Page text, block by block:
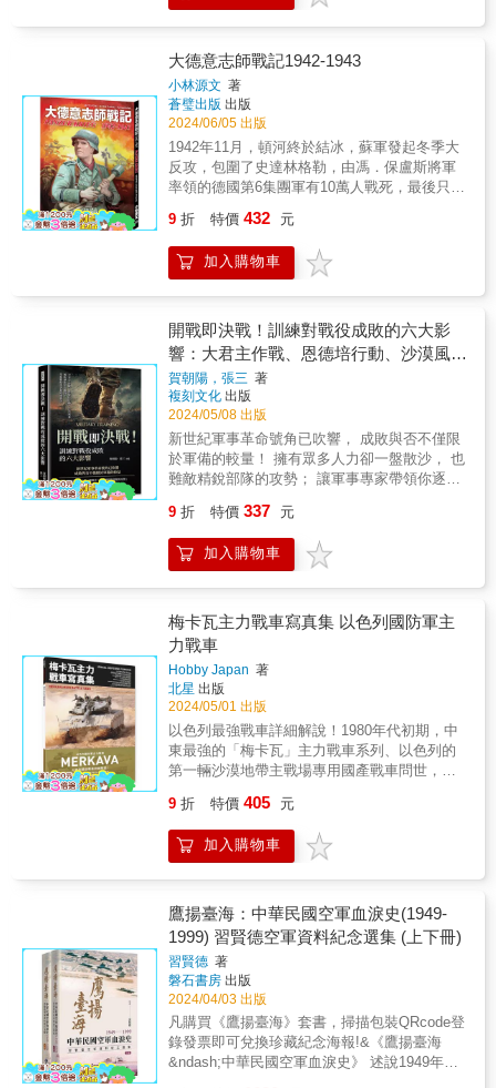
安羌戰役～還原中國遠征軍的光輝歷史》一文
中也特別指出：「……當時中國遠征軍新38師
曼德勒（又稱瓦城）的指揮官，他自行前來仁
安羌的任務屬於督導性質，不是指揮，因為他
的身分職責仍是曼德勒衛戍司令。中國遠征軍
派往仁安羌的只有第113團一個團，是羅卓英司
令長官接受盟軍之請求，交由英緬軍史林姆將
軍領導為英軍解圍部隊。當年劉放吾團長在戰
地是直接聽命於史林姆將軍前往仁安羌地區替
程，他由曼德勒經漂貝趕到仁安羌前線時，已
是18日晨8時，自然不可能指揮正在激戰中的第
113團，但在史林姆將軍同意下，曾參加相關作
戰會議，提供意見。近年解密的檔案資料、往
作戰是由團長劉放吾直接指揮。然而，戰後由
新38師司令部編撰的仁安羌戰鬥詳報，卻聚焦
於師長孫立人如何指揮，未見團長作為，影響
至鉅……在仁安羌大捷中，113團劉放吾團長出
力最多、犧牲最大（200多位官兵殉國）。他對
內有孫立人將軍與部屬的爭功，對外有英軍官
說謊諉過，受盡委屈數十年，歷史早就應該還
他公道了！」（註三）然這一切的是非曲折都
必須從第一次中國遠征軍入緬作戰開始談起。
讀過的所有書名有「當代」二字（或英文
modern）的都落伍了，除了本書──從第一版於
一九四三年出版，到這次第三版，它持續增修
內容，堪稱與時俱進而無負於「當代」。對於
正處於美中兩強爭鋒浪尖位置的台灣，本書更
可以用來對照檢視──我們當前的國家戰略對不
對、好不好。對戰略有興趣的讀者，本書肯定
有助於時事戰略分析；對歷史有興趣的讀者，
可以加入國際現勢關鍵人物的性格來研判。──
公孫策／歷史評論家《當代戰略全書》，收錄
各家學者對古今戰略思想、重要決策的詮釋，
對於初窺戰略一道者有極佳幫助。你不見得能
認同詮釋者的意見，但透過專家的解讀，對已
有一定程度者更能有所啟發。──王立／「王立
以往；所以，我們有必要對影響國際關係的
「戰略」增加更多了解。對於無暇進入學術環
境研讀，但又不想被片面、局部的知識所誤導
的聰明人來說，本書是無與倫比的選擇。──張
國城／台北醫學大學通識教育中心教授、副主
任藉由閱讀高品質的經典史籍，能夠幫助我們
俯視不同時空背景下，不同戰略理論的興起背
景、互動，以及不同國家所制定的戰略方針，
推薦《當代戰略全書》給對戰略思維有興趣的
讀者。──張榮豐、賴彥霖／台灣戰略模擬學會
的魔力，除了對歷史上戰略思想回顧與綜整，
筆觸紙間更訴說著當代戰略問題的思考和探
討。比較戰爭史中的不同戰略思想與國際情勢
技術進步的今日依然適用。──蘇紫雲／國防安
全研究院國防戰略與資源研究所所長▌國際讚譽
2023年最佳讀物──國際議題評論媒體Project
Syndicate（布蘭茲）聚集了四十五位這樣的專
家。這些專家都是各自領域的智者，每個人都
嘗試像歷史學家那樣，如同貓頭鷹旋轉著脖子
──掃視著過去和現在，也展望未來……戰略學
術研究已經國際化，而布蘭茲先生的視野超越
多米尼克．格林（Dominic Green），《華爾街
日報》（Wall Street Journal）《當代戰略全
書》長期以來一直是理解軍事戰略與政治結果
之間的關係的寶貴資源。最新版結合了過去的
數十年內都將是重要的讀物。──康多莉扎．萊
斯（Condoleezza Rice），胡佛研究所
（Hoover Institution）所長、美國前國務卿這
是雄心勃勃且範圍廣泛的卓越努力。新版書廣
泛構思、權威且精心編輯，保留並重新獲得了
原先經典版本的相關性和力量。──保羅．甘迺
迪（Paul Kennedy），《海上勝利》（Victory
at Sea）和《霸權興衰史》（The Rise and Fall
of the Great Powers）的作者這部出色的合集
她正在撰寫《掌握指揮權：美國的戰爭史，
1941年至1945年）（Taking Command: The
United States at War, 1941-1945）。安德魯．
艾哈特（Andrew Ehrhardt）在約翰霍普金斯大
學的高等國際研究學院擔任亨利．季辛吉全球
事務中心的博士後研究員。約翰．比尤（John
Bew）在倫敦國王學院的戰爭研究系擔任歷史
英國首相的外交政策顧問。他寫過五本書，也
Chair），並榮獲歐威爾獎（Orwell Prize）和菲
利普．利弗胡姆獎（Philip Leverhulme
Award）。布倫丹．西姆斯（Brendan
Simms）在劍橋大學擔任歐洲國際關係史的教
授，同時也是地緣政治學論壇（Forum on
Geopolitics）的負責人。他的著作包括《歐
洲：從1453年至今的霸權之爭）（Europe, the
Struggle for Supremacy, 1453 to the Present
Day）、《英國的歐洲：千年來的衝突與合作）
（Britain's Europe: A Thousand Years of
Conflict and Cooperation）、《希特勒：唯獨
世界足矣）（Hitler: Only the World was
Enough）。莎拉．潘恩（S.C.M. Paine）在美
國海軍戰爭學院的戰略與政策學系擔任歷史與
大戰略課程的威廉．西姆斯大學教授（William
S. Sims University Professor），著有《亞洲
Empire），並與布魯斯．埃爾曼（Bruce A.
Elleman）合著《現代中國：1644年至今的延續
與變革》（Modern China: Continuity and
Change 1644 to the Present）。她也與其他人
共同編輯了五本關於海軍行動的書籍。▌當代戰
略全書系列：【第一冊】《戰略的原點》【第
二冊】《大國競爭時代的戰略》【第三冊】
《全球戰爭時代的戰略》【第四冊】《兩極霸
權時代的戰略》【第五冊】《後冷戰時代的戰
略》▌磅礡推薦──公孫策／歷史評論家王 立
大學通識教育中心教授、副主任張榮豐、賴彥
霖／台灣戰略模擬學會理事長、執行長黃欽勇
／DIGITIMES董事長蘇紫雲／國防安全研究院
序）讀過的所有書名有「當代」二字（或英文
modern）的都落伍了，除了本書──從第一版於
一九四三年出版，到這次第三版，它持續增修
內容，堪稱與時俱進而無負於「當代」。對於
正處於美中兩強爭鋒浪尖位置的台灣，本書更
可以用來對照檢視──我們當前的國家戰略對不
對、好不好。對戰略有興趣的讀者，本書肯定
有助於時事戰略分析；對歷史有興趣的讀者，
的政策規劃幕僚，著有《國家建設者：約翰．
Builder: John Quincy Adams and the Grand
Schake）帶領美國企業研究院的外交和國防政
策研究團隊，著有《安全通行：從英國霸權到
美國霸權的過渡時期》（Safe Passage: The
Transition from British to American
Hegemony）。曾經在國家安全委員會、美國國
務院和國防部工作。韋恩‧謝（Wayne Wei-
siang Hsieh）是美國海軍學院的歷史系副教
與和平中的老兵》（West Pointers and the
Civil War: The Old Army in War and
Peace），合著有《殘酷的戰爭：南北戰爭的
of the Civil War）。S‧C‧M‧潘恩（S.C.M.
Paine）在美國海軍戰爭學院的戰略與政策學系
擔任歷史與大戰略課程的威廉．西姆斯大學教
授（William S. Sims University Professor），
著有《亞洲戰爭：一九一一至一九四九年》
（Wars for Asia, 1911–1949）和《大日本帝
國》（Japanese Empire），並與布魯斯．埃爾
曼（Bruce A. Elleman）合著《現代中國：一
Continuity and Change 1644 to the
海軍行動的書籍。普莉亞‧莎蒂婭（Priya
Satia）在史丹佛大學擔任國際史的雷蒙．史普
魯恩斯教授（Raymond A. Spruance
Professor），著有《阿拉伯間諜：第一次世界
大戰與英國祕密帝國在中東奠下的文化基礎》
（Spies in Arabia: The Great War and the
Cultural Foundations of Britain’s Covert
Empire in the Middle East）、《武器帝國：工
業革命的暴力》（Empire of Guns: The Violent
Making of the Industrial Revolution）、《時間
的怪物：歷史如何創造歷史》（Time’s
Monster: How History Makes History）等獲獎
的著作。▌當代戰略全書系列【第一冊】《戰略
的原點》【第二冊】《大國競爭時代的戰略》
【第三冊】《全球戰爭時代的戰略》【第四
冊】《兩極霸權時代的戰略》【第五冊】《後
城／台北醫學大學通識教育中心教授、副主任
張榮豐、賴彥霖／台灣戰略模擬學會理事長、
執行長黃欽勇／DIGITIMES董事長蘇紫雲／國
防安全研究院國防戰略與資源研究所所長（依
姓名筆畫排序）讀過的所有書名有「當代」二
字（或英文modern）的都落伍了，除了本書──
從第一版於一九四三年出版，到這次第三版，
它持續增修內容，堪稱與時俱進而無負於「當
代」。對於正處於美中兩強爭鋒浪尖位置的台
確保不受到堤人的威脅，無論是實際、潛在或
推測的威脅。大戰略的關鍵在於政策。換句話
括軍事和非軍事，才能保護和增強國家的長期
最大利益（戰爭時期與和平時期）。▌國際權威
作者群（第一冊）勞倫斯．佛里德曼
（Lawrence Freedman）是倫敦國王學院的戰
爭研究系名譽教授。他在1997年擔任過福克蘭
戰爭的官方歷史學家，也擔任過英國和2003年
伊拉克戰爭的官方調查成員。他寫過許多關於
爾特．羅素．米德（Walter Russell Mead）在
哈德遜研究所擔任戰略與治國之才的拉文爾．
庫里三世（Ravenel B. Curry III）傑出研究
斯．克拉克．蔡斯教授（James Clarke Chace
Professor）。吉原恆淑（Toshi Yoshihara）是
戰略與預算評估中心的資深研究員。他曾經在
美國海軍戰爭學院擔任亞太研究系的約翰．伯
倫教授（John A. van Beuren Chair），合著有
《太平洋的紅星：中國崛起與美國海事戰略的
挑戰》（Red Star over the Pacific: China's
Rise and the Challenge to U.S. Maritime
Strategy）。馬修．克羅尼格（Matthew
Kroenig）是喬治城大學的政府學教授，也是大
（Scowcroft Strategy Initiative）負責人。他精
通義大利語，並且從2013年開始在義大利的佛
羅倫斯指導關於馬基維利的年度課程。他的最
Great Power Rivalry）。休．斯特拉坎（Hew
Strachan）在聖安德魯斯大學擔任國際關係系
的沃德洛教授（Wardlaw Professor），也在牛
津大學的萬靈學院擔任名譽研究員。他曾經在
2002年至2015年擔任戰爭史的奇希切爾教授
（Chichele Professor）。他的著作包括《第一
次世界大戰》（The First World War）、《克
勞塞維茲的戰爭論》（Clausewitz’s On
War）。安圖里奧．約瑟夫．埃切瓦里亞
（Antulio J. Echevarria II）是美國陸軍戰爭學
院的教授，並擁有普林斯頓大學的博士學位。
他寫過許多關於戰略思維的書籍，包括《戰爭
的邏輯：戰略思維與美國的戰鬥之道》（War’s
Logic: Strategic Thought and the American
Way of War，劍橋大學出版社，2021年）。約
翰．毛雷爾（John H. Maurer）是海權和大戰
略方面的阿爾弗雷德．賽耶．馬漢特聘教授
（Alfred Thayer Mahan Distinguished
Professor）。他曾經在美國海軍戰爭學院擔任
戰略與政策學系的系主任。邁可．科蒂．摩根
（Michael Cotey Morgan）在北卡羅來納大學
教堂山（Chapel Hill）分校擔任歷史系副教授，
的形塑所扮演的關鍵角色。▌【當代戰略全書
5】後冷戰時代的戰略冷戰結束後，美國贏得所
向披靡的主導地位，卻也面臨著新舊交雜的各
種問題。恐怖主義、核武擴散、叛亂橫行、非
常規戰爭與網路安全。新科技的出現與戰爭模
式的改變，考驗著過去長久以來的理解與認
知。中國的霸權野心與來自俄羅斯的威脅，在
在都對美國所帶領的國際秩序提出挑戰。隨著
地緣政治的風險不斷升高，全球似乎再次朝多
的意義與功能，讓我們在動盪的世局中持續站
穩腳步。▌國際權威作者群（第五冊）克里斯多
福‧葛里芬（Christopher J. Griffin）是史密斯．
理查森基金會（Smith Richardson
Foundation）的資深企劃主管。曾擔任外交政
策計畫的執行總監，也曾在參議員約瑟夫．李
伯曼的團隊中工作。畢業於奧斯汀學院和約翰
霍普金斯大學的高等國際研究學院。迪瑪‧阿達
姆斯基（Dmitry Adamsky）在以色列瑞克曼大
學（Reichman University）的政府外交暨戰略
學院擔任教授，著有《軍事創新文化》（The
Culture of Military Innovation）和《俄羅斯核武
卡特‧馬卡山（Carter Malkasian）著有《美國在
阿富汗發動的戰爭史》（The American War in
Afghanistan: A History）、《戰爭降臨加姆塞
Afghan Frontier）、《勝利的假象：安巴爾省
的覺醒與伊斯蘭國》（Illusions of Victory: The
Anbar Awakening and the Islamic State）。現
在是美國海軍研究所的教授。艾哈邁德‧哈希姆
（Ahmed S. Hashim）是迪肯大學的戰略研究
系副教授，同時也在澳洲國防學院的人文與社
會科學學院任教。專攻軍事歷史和戰略研究，
尤其是暴動、鎮壓叛亂、南半球的正規戰爭以
及亞洲國防體系的議題。易明（Elizabeth
Economy）在史丹佛大學的胡佛研究所擔任資
部的中國資深顧問。最新著作是《中國的世界
觀》（The World According to China）。賽斯‧
瓊斯（Seth G. Jones）是戰略與國際研究中心
Brown Chair）。著作包括《三大危害：俄羅
斯、伊朗、中國，以及非正規戰爭的崛起》
（Three Dangerous Men: Russia, Iran, China,
and the Rise of Irregular Warfare）。蘇米‧特里
（Sue Mi Terry）在威爾遜中心的現代汽車韓國
基金會中心（Hyundai Motor-Korea Foundation
Center）擔任韓國歷史與公共政策的負責人。
曾經是中央情報局的分析師，也曾經在二○○九
解說，艦艇結構、戰場布局一次掌握！ ◎書末
附錄艦艇術語＆按照年分排序的各大海戰概
述，清楚又方便！ &
戰國家的主要陸軍都以步兵部隊為主力。例
如，德國軍在對蘇聯發動的「巴巴羅薩行動」
中，共投入了141個師，其中108個師，即接近
八成，是未機械化的步兵師。即使在裝甲部隊
活躍顯著的德國軍中，從數量上看，步兵部隊
仍然是主力。 & 然而，閱讀戰史等資料時會發
現，對扮演主力角色的裝甲部隊的描述往往過
於突出，對步兵部隊的作戰行動卻很少有詳細
記載。 & 實際上，即使沒有大規模作戰行動，
鬥。 & 此外，就像裝甲部隊的編制和戰術一
樣，步兵部隊也有著明確的運用構想和戰術原
則。儘管步兵部隊相對低調，但其編制和戰術
裝甲部隊◆◆ ──擔負攻擊核心的裝甲部隊！
第一次世界大戰期間，各國的陸軍以步兵部隊
為主力。到了大戰後期，一些戰車部隊開始在
英法聯軍等部隊中組建，但當時坦克被認為僅
用於支援步兵，並不被視為攻擊部隊的主力。
& 然而，隨著第二次世界大戰爆發，以德國軍
的坦克為核心的裝甲部隊在波蘭、法國等地展
開迅猛進攻，各主要國家的陸軍開始將裝甲部
已經無法想像沒有裝甲部隊的大攻勢了。 & 要
深入理解第二次世界大戰的戰史，熟悉裝甲部
隊的戰術和編制可說是至關重要。 & ◆◆第3
章 砲兵部隊◆◆ ──砲兵部隊的需求？ 攻擊
此並不是所有砲擊都能實現。砲兵部隊的射擊
指揮官必須考慮到每個射擊目標的重要性，並
根據戰機適時分配砲兵火力。此外，砲兵部隊
必須能夠迅速投入所需火力，遵從射擊指揮官
的命令。 & 「在必要的地方、必要的時間，發
揮必要的火力」，可說是砲兵部隊的唯一要
求。 & 「火力與機動」是戰術的本質，而砲兵
部隊正是承擔「火力」這一角色。只有砲兵部
隊能在必要的地方和時間提供必要火力，近接
戰鬥部隊的機動才得以實現。 & 砲兵部隊在戰
鬥中的不可或缺性，讓各國軍隊不惜花費龐大
成本，也要維持這一部隊。 & ◆◆第4章 實
戰篇◆◆ ──戰術用語的背後！ 各種兵術用
語，如：突破、包圍、迂回、追擊、奇襲、遭
意，是各國軍人自然而然接受的戰術原理和原
則。理解這些內容，對軍事文章的理解將產生
重大影響。因此，本章將著重在戰術原理、基
礎兵術用語等概念性內容。 & 但需要注意的
是，這些僅是原理原則，仍有可能出現例外情
況。此外，為了易於理解，有些專業術語可能
被轉換為通俗表達或予以省略介紹。 & 實際
上，兵術用語會隨著時代變遷而產生變化，甚
大德意志師戰記1942-1943
小林源文 著
蒼璧出版 出版
2024/06/05 出版
1942年11月，頓河終於結冰，蘇軍發起冬季大
反攻，包圍了史達林格勒，由馮．保盧斯將軍
率領的德國第6集團軍有10萬人戰死，最後只好
追擊撤退中的德軍，經歷多次攻防戰、數度易
手的重要據點都市哈爾科夫，再度成為戰場焦
點……隸屬於榮耀「大德意志師」特遣營的維
願眷顧的戰場上，雖然官兵拼死奮戰，但是戰
局已經無法扭轉，他們只好一路向西撤退。在
嚴寒的俄羅斯冰封大地上，特遣營回到哈爾科
夫與「大德意志師」會合，繼續邁向下一個地
獄戰場……
9 折 特價 432 元
加入購物車
開戰即決戰！訓練對戰役成敗的六大影
響：大君主作戰、恩德培行動、沙漠風
暴……解析歷史知名戰役，掌握戰略部署
和組織要領
賀朝陽，張三 著
複刻文化 出版
2024/05/08 出版
新世紀軍事革命號角已吹響， 成敗與否不僅限
於軍備的較量！ 擁有眾多人力卻一盤散沙， 也
難敵精銳部隊的攻勢； 讓軍事專家帶領你逐一
複雜多變的戰場上，訓練不僅是提升軍隊實力
的基石，更是決定勝負的重要因素。本文概述
了軍事訓練的多個維度，從基礎訓練到理論創
力的根本 訓練是戰場制勝的基石，這一點在歷
史的各個階段都得到了驗證。從古代的策略運
用到現代科技戰的應用，無一不展現出嚴格訓
練的軍隊在面對敵人時的堅不可摧。訓練使軍
隊能夠在惡劣條件下磨練意志，掌握先進技
術，並在實戰中迅速應對各種情況。 ▎創新的
驅動力：理論與實踐的融合 訓練不僅是技能的
提升，更是作戰理論創新的實踐源泉。透過模
擬訓練、實戰演習等方式，軍隊能夠在不斷的
試錯中摸索出適合自己的作戰模式，從而推動
合，不斷提升了軍隊的戰鬥力。 ▎組織優化
的長效動力：體制與編制的演進 隨著戰爭形態
的變化，軍隊的組織結構和編制也需隨之調
透過不斷的訓練和實踐，軍隊能夠更好地適應
現代戰爭的需求。從古代的騎兵到現代的特種
部隊，每一次的革新和調整都是為了使軍隊更
加精銳，更能完成多樣化的任務。 ▎武器進步
的推動器：訓練與裝備 在武器裝備的發展過程
中，訓練發揮不可或缺的推動作用。從弓箭到
現代的精密導彈，每一次的技術進步都伴隨著
軍隊訓練方式的創新。訓練不僅讓士兵熟悉新
9 折 特價 337 元
加入購物車
梅卡瓦主力戰車寫真集 以色列國防軍主
力戰車
Hobby Japan 著
北星 出版
2024/05/01 出版
以色列最強戰車詳細解說！1980年代初期，中
東最強的「梅卡瓦」主力戰車系列、以色列的
第一輛沙漠地帶主戰場專用國產戰車問世，車
Mk.1於1982年黎巴嫩戰爭中強勢登場，Mk.4以
前的型號則配備戰利品主動防禦系統等最新戰
車技術，本書透過實車的細節照片和細部插
9 折 特價 405 元
加入購物車
鷹揚臺海：中華民國空軍血淚史(1949-
1999) 習賢德空軍資料紀念選集 (上下冊)
習賢德 著
磐石書房 出版
2024/04/03 出版
凡購買《鷹揚臺海》套書，掃描包裝QRcode登
錄發票即可兌換珍藏紀念海報!&《鷹揚臺海
&ndash;中華民國空軍血淚史》 述說1949年至